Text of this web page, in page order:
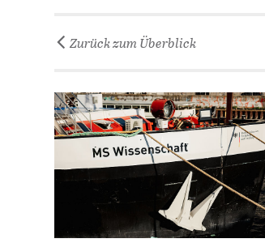
Zurück zum Überblick